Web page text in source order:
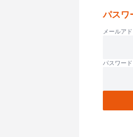
パスワ
メールア
パスワード